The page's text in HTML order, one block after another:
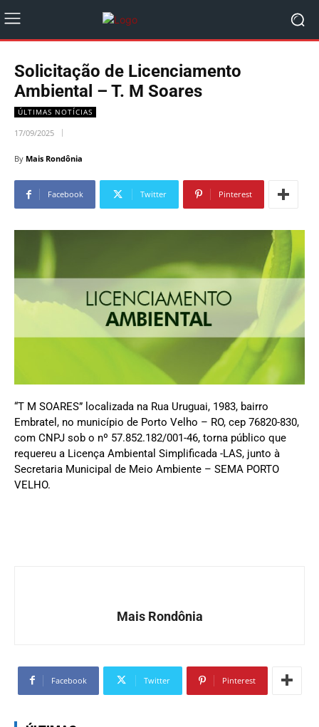
Solicitação de Licenciamento
Ambiental – T. M Soares
ÚLTIMAS NOTÍCIAS
17/09/2025
By Mais Rondônia
Facebook Twitter Pinterest
“T M SOARES” localizada na Rua Uruguai, 1983, bairro
Embratel, no município de Porto Velho – RO, cep 76820-830,
com CNPJ sob o nº 57.852.182/001-46, torna público que
requereu a Licença Ambiental Simplificada -LAS, junto à
Secretaria Municipal de Meio Ambiente – SEMA PORTO
VELHO.
Mais Rondônia
Facebook Twitter Pinterest